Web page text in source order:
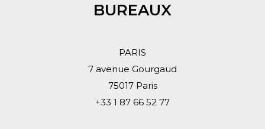
BUREAUX
PARIS
7 avenue Gourgaud
75017 Paris
+33 1 87 66 52 77